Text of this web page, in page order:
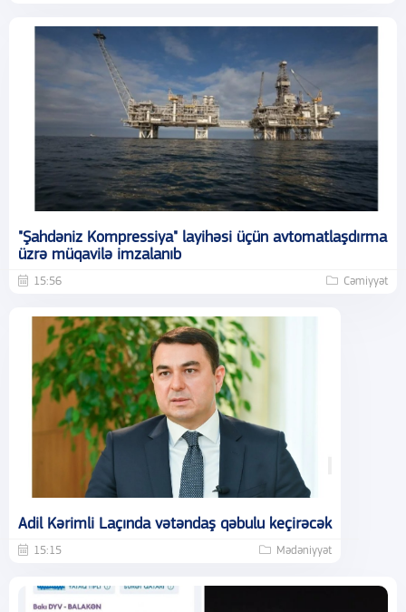
"Şahdəniz Kompressiya" layihəsi üçün avtomatlaşdırma
üzrə müqavilə imzalanıb
15:56 Cəmiyyət
Adil Kərimli Laçında vətəndaş qəbulu keçirəcək
15:15 Mədəniyyət